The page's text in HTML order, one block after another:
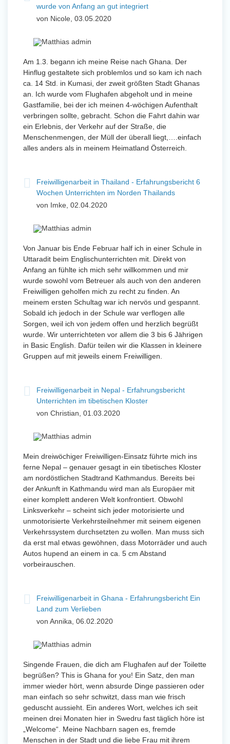
wurde von Anfang an gut integriert
von Nicole, 03.05.2020
Am 1.3. begann ich meine Reise nach Ghana. Der
Hinflug gestaltete sich problemlos und so kam ich nach
ca. 14 Std. in Kumasi, der zweit größten Stadt Ghanas
an. Ich wurde vom Flughafen abgeholt und in meine
Gastfamilie, bei der ich meinen 4-wöchigen Aufenthalt
verbringen sollte, gebracht. Schon die Fahrt dahin war
ein Erlebnis, der Verkehr auf der Straße, die
Menschenmengen, der Müll der überall liegt,….einfach
alles anders als in meinem Heimatland Österreich.
Freiwilligenarbeit in Thailand - Erfahrungsbericht 6
Wochen Unterrichten im Norden Thailands
von Imke, 02.04.2020
Von Januar bis Ende Februar half ich in einer Schule in
Uttaradit beim Englischunterrichten mit. Direkt von
Anfang an fühlte ich mich sehr willkommen und mir
wurde sowohl vom Betreuer als auch von den anderen
Freiwilligen geholfen mich zu recht zu finden. An
meinem ersten Schultag war ich nervös und gespannt.
Sobald ich jedoch in der Schule war verflogen alle
Sorgen, weil ich von jedem offen und herzlich begrüßt
wurde. Wir unterrichteten vor allem die 3 bis 6 Jährigen
in Basic English. Dafür teilen wir die Klassen in kleinere
Gruppen auf mit jeweils einem Freiwilligen.
Freiwilligenarbeit in Nepal - Erfahrungsbericht
Unterrichten im tibetischen Kloster
von Christian, 01.03.2020
Mein dreiwöchiger Freiwilligen-Einsatz führte mich ins
ferne Nepal – genauer gesagt in ein tibetisches Kloster
am nordöstlichen Stadtrand Kathmandus. Bereits bei
der Ankunft in Kathmandu wird man als Europäer mit
einer komplett anderen Welt konfrontiert. Obwohl
Linksverkehr – scheint sich jeder motorisierte und
unmotorisierte Verkehrsteilnehmer mit seinem eigenen
Verkehrssystem durchsetzten zu wollen. Man muss sich
da erst mal etwas gewöhnen, dass Motorräder und auch
Autos hupend an einem in ca. 5 cm Abstand
vorbeirauschen.
Freiwilligenarbeit in Ghana - Erfahrungsbericht Ein
Land zum Verlieben
von Annika, 06.02.2020
Singende Frauen, die dich am Flughafen auf der Toilette
begrüßen? This is Ghana for you! Ein Satz, den man
immer wieder hört, wenn absurde Dinge passieren oder
man einfach so sehr schwitzt, dass man wie frisch
geduscht aussieht. Ein anderes Wort, welches ich seit
meinen drei Monaten hier in Swedru fast täglich höre ist
„Welcome“. Meine Nachbarn sagen es, fremde
Menschen in der Stadt und die liebe Frau mit ihrem